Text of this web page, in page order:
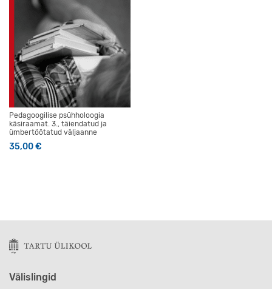
Pedagoogilise psühholoogia
käsiraamat. 3., täiendatud ja
ümbertöötatud väljaanne
35,00€
Välislingid